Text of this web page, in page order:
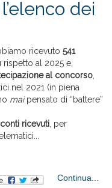
dei
ricevuto 541
al 2025 e,
al concorso
nel 2021 (in piena
maipensato di “battere”
ricevuti , per
Continua...